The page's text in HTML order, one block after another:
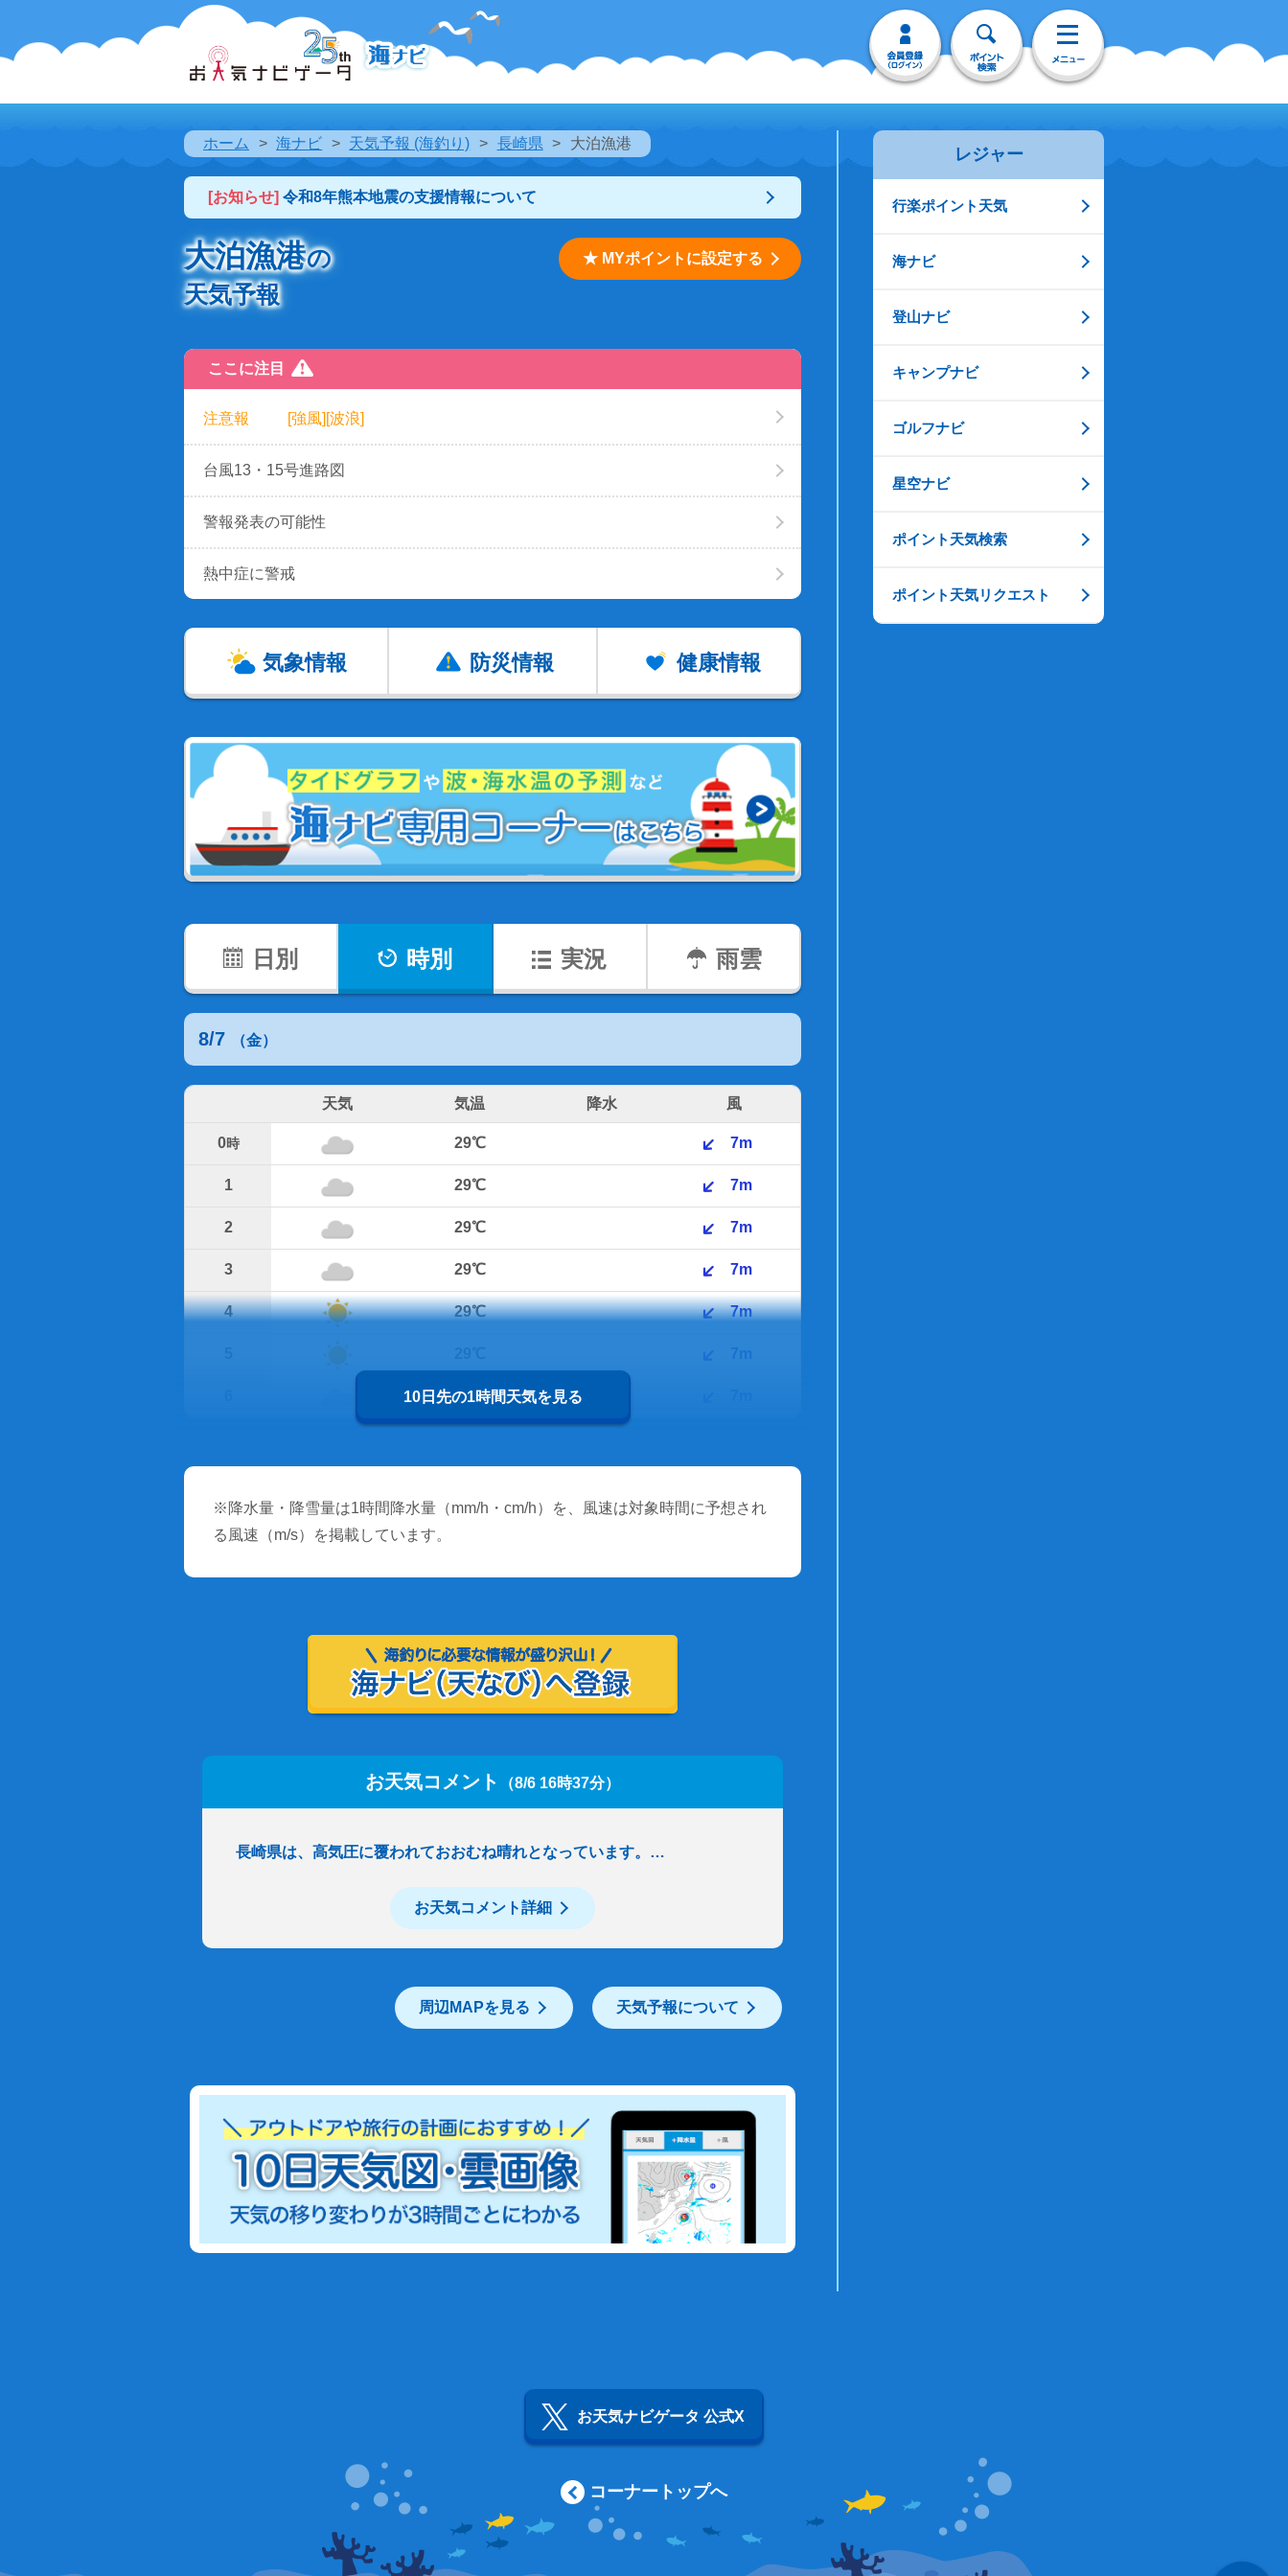
ホーム 海ナビ 天気予報 (海釣り) 長崎県 大泊漁港
[お知らせ] 令和8年熊本地震の支援情報について
大泊漁港の
天気予報
★ MYポイントに設定する
ここに注目
注意報 [強風][波浪]
台風13・15号進路図
警報発表の可能性
熱中症に警戒
気象情報 防災情報 健康情報
日別 時別 実況 雨雲
8/7 （金）
天気 気温 降水 風
0時 29℃ 7m
1 29℃ 7m
2 29℃ 7m
3 29℃ 7m
4 29℃ 7m
29℃
10日先の1時間天気を見る
※降水量・降雪量は1時間降水量（mm/h・cm/h）を、風速は対象時間に予想され
る風速（m/s）を掲載しています。
お天気コメント （8/6 16時37分）
長崎県は、高気圧に覆われておおむね晴れとなっています。…
お天気コメント詳細
周辺MAPを見る 天気予報について
レジャー
行楽ポイント天気
海ナビ
登山ナビ
キャンプナビ
ゴルフナビ
星空ナビ
ポイント天気検索
ポイント天気リクエスト
お天気ナビゲータ 公式X
コーナートップへ